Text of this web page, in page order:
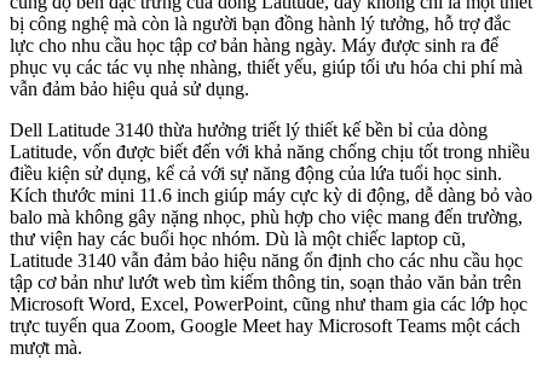
bị công nghệ mà còn là người bạn đồng hành lý tưởng, hỗ trợ đắc
lực cho nhu cầu học tập cơ bản hàng ngày. Máy được sinh ra để
phục vụ các tác vụ nhẹ nhàng, thiết yếu, giúp tối ưu hóa chi phí mà
vẫn đảm bảo hiệu quả sử dụng.
Dell Latitude 3140 thừa hưởng triết lý thiết kế bền bỉ của dòng
Latitude, vốn được biết đến với khả năng chống chịu tốt trong nhiều
điều kiện sử dụng, kể cả với sự năng động của lứa tuổi học sinh.
Kích thước mini 11.6 inch giúp máy cực kỳ di động, dễ dàng bỏ vào
balo mà không gây nặng nhọc, phù hợp cho việc mang đến trường,
thư viện hay các buổi học nhóm. Dù là một chiếc laptop cũ,
Latitude 3140 vẫn đảm bảo hiệu năng ổn định cho các nhu cầu học
tập cơ bản như lướt web tìm kiếm thông tin, soạn thảo văn bản trên
Microsoft Word, Excel, PowerPoint, cũng như tham gia các lớp học
trực tuyến qua Zoom, Google Meet hay Microsoft Teams một cách
mượt mà.